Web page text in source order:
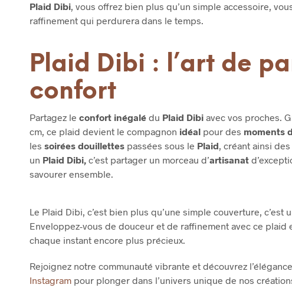
Plaid Dibi, vous offrez bien plus qu’un simple accessoire,
raffinement qui perdurera dans le temps.
Plaid Dibi : l’art de
confort
Partagez le confort inégalé du Plaid Dibi avec vos proches.
cm, ce plaid devient le compagnon idéal pour des moments
les soirées douillettes passées sous le Plaid, créant ainsi
un Plaid Dibi, c’est partager un morceau d’artisanat
savourer ensemble.
Le Plaid Dibi, c’est bien plus qu’une simple couverture, c’est
Enveloppez-vous de douceur et de raffinement avec ce
chaque instant encore plus précieux.
Rejoignez notre communauté vibrante et découvrez
Instagram pour plonger dans l’univers unique de nos